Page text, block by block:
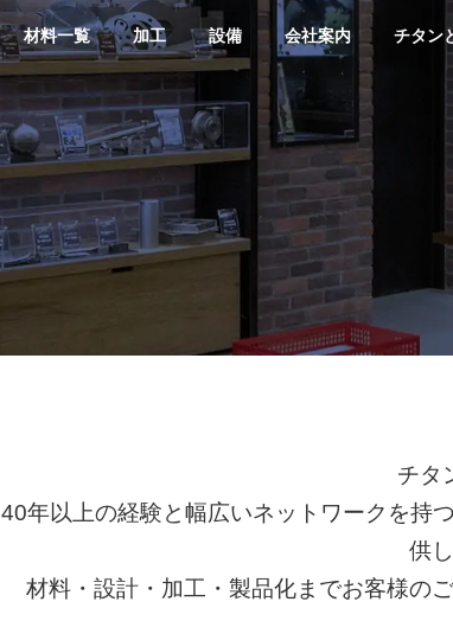
材料一覧 加工 設備 会社案内 チタン
チタ
40年以上の経験と幅広いネットワークを持
供
材料・設計・加工・製品化までお客様の